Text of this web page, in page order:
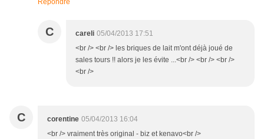
Répondre
C careli 05/04/2013 17:51
<br /> <br /> les briques de lait m'ont déjà joué de
sales tours !! alors je les évite ...<br /> <br /> <br />
<br />
C corentine 05/04/2013 16:04
<br /> vraiment très original - biz et kenavo<br />